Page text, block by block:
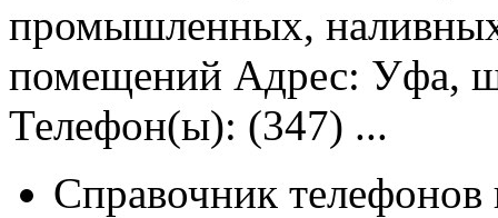
промышленных,
помещений Адрес: Уфа,
Телефон(ы): (347) ...
Справочник